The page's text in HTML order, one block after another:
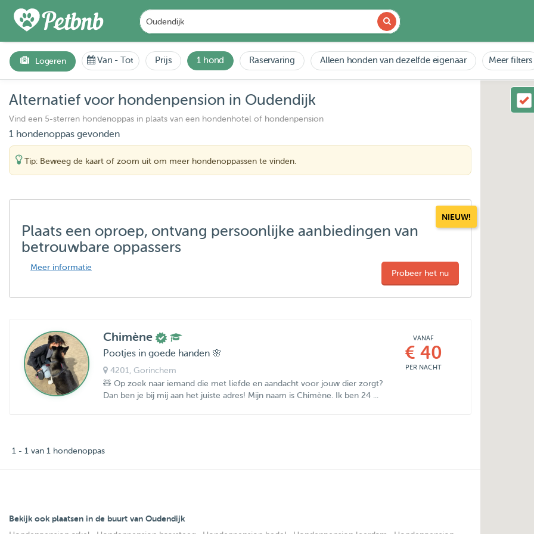
Logeren Van -Tot Prijs 1 hond Raservaring Alleen honden van dezelfde eigenaar Meer filters
Alternatief voor hondenpension in Oudendijk
Vind een 5-sterren hondenoppas in plaats van een hondenhotel of hondenpension
1 hondenoppas gevonden
Tip: Beweeg de kaart of zoom uit om meer hondenoppassen te vinden.
NIEUW!
Plaats een oproep, ontvang persoonlijke aanbiedingen van
betrouwbare oppassers
Meer informatie
Probeer het nu
Chimène
Pootjes in goede handen 🌸
4201
, Gorinchem
🧸 Op zoek naar iemand die met liefde en aandacht voor jouw dier zorgt?
Dan ben je bij mij aan het juiste adres! Mijn naam is Chimène. Ik ben 24 ...
VANAF
€ 40
PER NACHT
1 - 1 van 1 hondenoppas
Bekijk ook plaatsen in de buurt van Oudendijk